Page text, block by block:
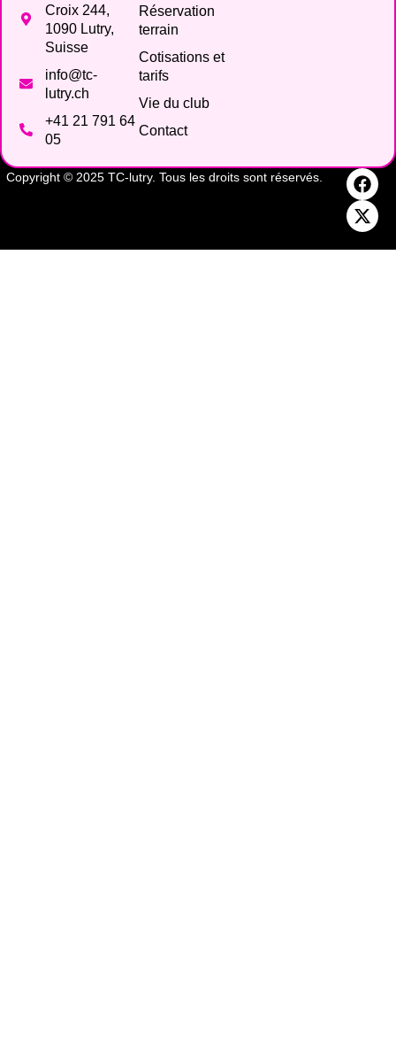
Croix 244,
1090 Lutry,
Suisse
info@tc-
lutry.ch
+41 21 791 64
05
Réservation
terrain
Cotisations et
tarifs
Vie du club
Contact
Copyright © 2025 TC-lutry. Tous les droits sont réservés.